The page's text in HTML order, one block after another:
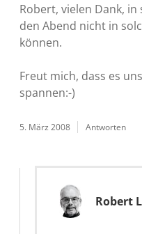
Robert, vielen Dank,
den Abend nicht in
können.
Freut mich, dass es
spannen:-)
5. März 2008 Antworten
Robert